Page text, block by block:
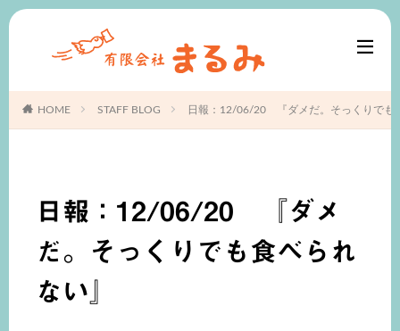
HOME STAFF BLOG 日報：12/06/20 『ダメだ。そっくりでも
日報：12/06/20 『ダメ
だ。そっくりでも食べられ
ない』